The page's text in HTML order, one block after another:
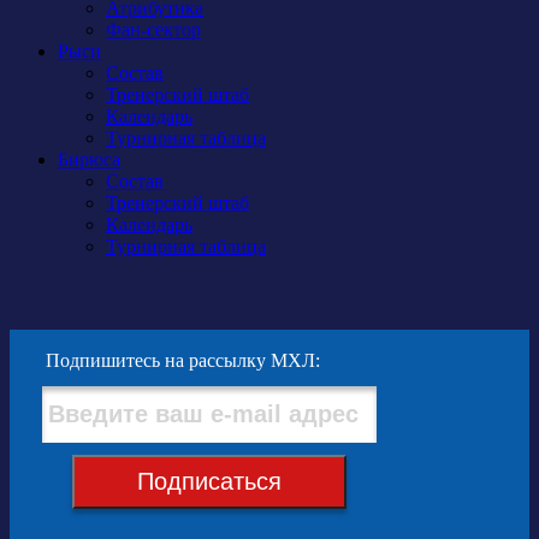
Атрибутика
Фан-сектор
Рыси
Состав
Тренерский штаб
Календарь
Турнирная таблица
Бирюса
Состав
Тренерский штаб
Календарь
Турнирная таблица
Подпишитесь на рассылку МХЛ:
Подписаться